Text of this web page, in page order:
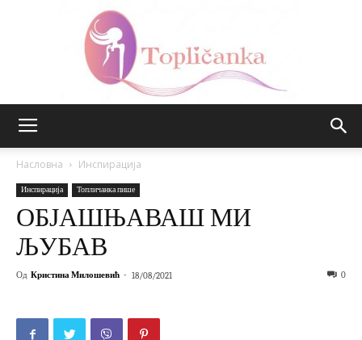
Насловна Инспирација
Инспирација Топличанка пише
ОБЈАШЊАВАШ МИ
ЉУБАВ
Од Кристина Милошевић - 18/08/2021 0